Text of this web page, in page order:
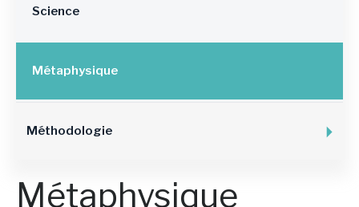
Métaphysique
Science
Métaphysique
Méthodologie